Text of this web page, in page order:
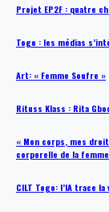
Projet EP2F : quatre
Togo : les médias
Art: « Femme Soufre »
Rituss Klass : Rita
« Mon corps, mes
corporelle de la femme
CILT Togo: l’IA trace